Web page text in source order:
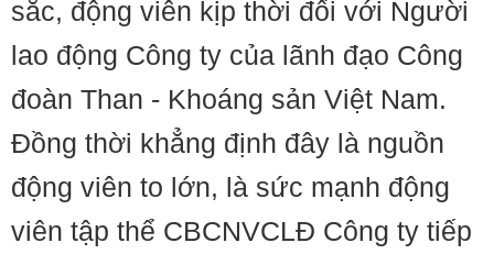
sắc, động viên kịp thời đối với Người
lao động Công ty của lãnh đạo Công
đoàn Than - Khoáng sản Việt Nam.
Đồng thời khẳng định đây là nguồn
động viên to lớn, là sức mạnh động
viên tập thể CBCNVCLĐ Công ty tiếp